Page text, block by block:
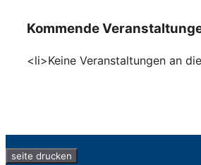
Kommende
<li>Keine Veranstaltungen an
seite drucken